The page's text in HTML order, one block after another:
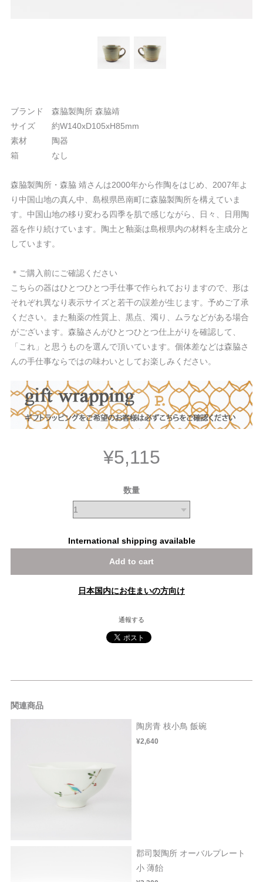
ブランド 森脇製陶所 森脇靖
サイズ 約W140xD105xH85mm
素材 陶器
箱 なし
森脇製陶所・森脇 靖さんは2000年から作陶をはじめ、2007年よ
り中国山地の真ん中、島根県邑南町に森脇製陶所を構えていま
す。中国山地の移り変わる四季を肌で感じながら、日々、日用陶
器を作り続けています。陶土と釉薬は島根県内の材料を主成分と
しています。
＊ご購入前にご確認ください
こちらの器はひとつひとつ手仕事で作られておりますので、形は
それぞれ異なり表示サイズと若干の誤差が生じます。予めご了承
ください。また釉薬の性質上、黒点、濁り、ムラなどがある場合
がございます。森脇さんがひとつひとつ仕上がりを確認して、
「これ」と思うものを選んで頂いています。個体差などは森脇さ
んの手仕事ならではの味わいとしてお楽しみください。
¥5,115
数量
International shipping available
Add to cart
日本国内にお住まいの方向け
通報する
関連商品
陶房青 枝小鳥 飯碗
¥2,640
郡司製陶所 オーバルプレート
小 薄飴